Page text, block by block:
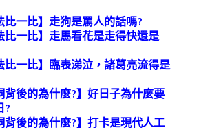
比一比】走狗是罵人的話嗎?
比一比】走馬看花是走得快還是
比一比】臨表涕泣，諸葛亮流得是
背後的為什麼?】好日子為什麼要
?
背後的為什麼?】打卡是現代人工